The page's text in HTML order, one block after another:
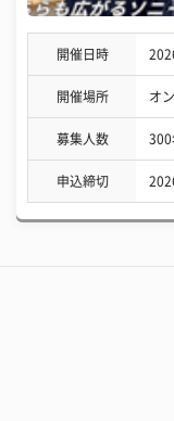
開催日時
開催場所 オ
募集人数 300
申込締切